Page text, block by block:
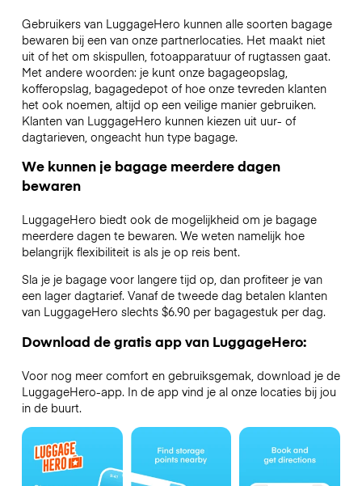
Gebruikers van LuggageHero kunnen alle soorten bagage
bewaren bij een van onze partnerlocaties. Het maakt niet
uit of het om skispullen, fotoapparatuur of rugtassen gaat.
Met andere woorden: je kunt onze bagageopslag,
kofferopslag, bagagedepot of hoe onze tevreden klanten
het ook noemen, altijd op een veilige manier gebruiken.
Klanten van LuggageHero kunnen kiezen uit uur- of
dagtarieven, ongeacht hun type bagage.
We kunnen je bagage meerdere dagen
bewaren
LuggageHero biedt ook de mogelijkheid om je bagage
meerdere dagen te bewaren. We weten namelijk hoe
belangrijk flexibiliteit is als je op reis bent.
Sla je je bagage voor langere tijd op, dan profiteer je van
een lager dagtarief. Vanaf de tweede dag betalen klanten
van LuggageHero slechts $6.90 per bagagestuk per dag.
Download de gratis app van LuggageHero:
Voor nog meer comfort en gebruiksgemak, download je de
LuggageHero-app. In de app vind je al onze locaties bij jou
in de buurt.